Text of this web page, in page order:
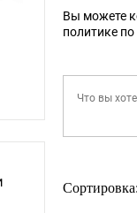
Вы можете
политике
Сортировка: